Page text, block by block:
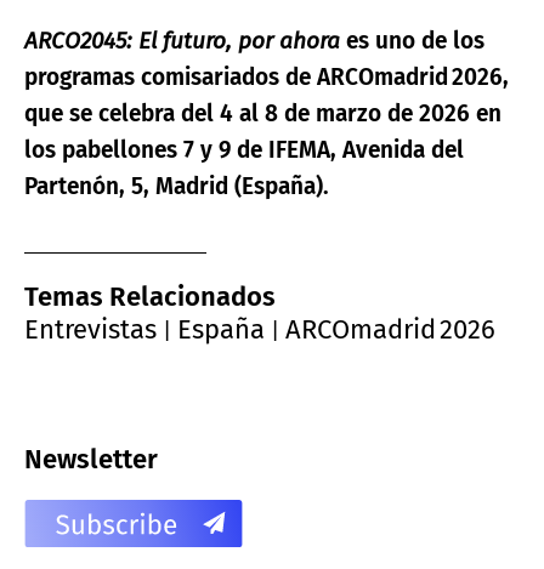
ARCO2045: El futuro, por ahora es uno de los
programas comisariados de ARCOmadrid 2026,
que se celebra del 4 al 8 de marzo de 2026 en
los pabellones 7 y 9 de IFEMA, Avenida del
Partenón, 5, Madrid (España).
Temas Relacionados
Entrevistas
España ARCOmadrid 2026
Newsletter